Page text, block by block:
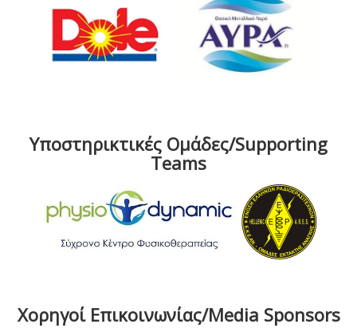
Υποστηρικτικές Ομάδες/Supporting
Teams
Χορηγοί Επικοινωνίας/Media Sponsors